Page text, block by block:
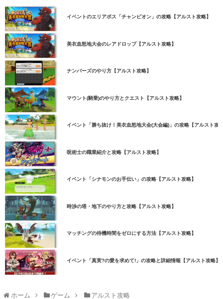
イベントのエリアボス「チャンピオン」の攻略【アルスト攻略】
美衣血怒地大会のレアドロップ【アルスト攻略】
ナンバーズのやり方【アルスト攻略】
マウント(騎乗)のやり方とクエスト【アルスト攻略】
イベント「勝ち抜け！美衣血怒地大会(大会編)」の攻略【アルスト攻
呪術士の職業紹介と攻略【アルスト攻略】
イベント「シナモンのお手伝い」の攻略【アルスト攻略】
時渉の塔・地下のやり方と攻略【アルスト攻略】
マッチングの待機時間をゼロにする方法【アルスト攻略】
イベント「真実?の愛を求めて!」の攻略と詳細情報【アルスト攻略】
ホーム ゲーム アルスト攻略